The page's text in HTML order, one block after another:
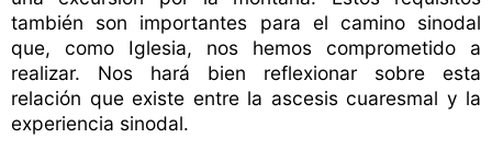
también son importantes para el camino sinodal
que, como Iglesia, nos hemos comprometido a
realizar. Nos hará bien reflexionar sobre esta
relación que existe entre la ascesis cuaresmal y la
experiencia sinodal.